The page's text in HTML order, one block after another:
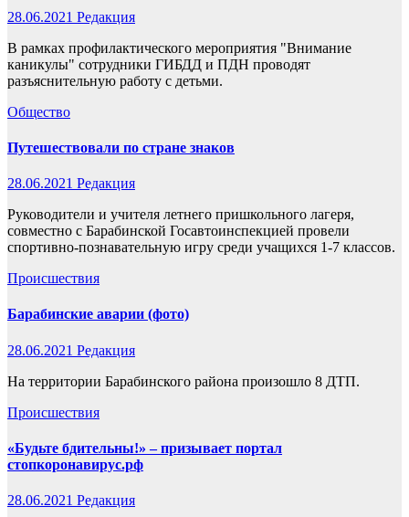
28.06.2021 Редакция
В рамках профилактического мероприятия "Внимание
каникулы" сотрудники ГИБДД и ПДН проводят
разъяснительную работу с детьми.
Общество
Путешествовали по стране знаков
28.06.2021 Редакция
Руководители и учителя летнего пришкольного лагеря,
совместно с Барабинской Госавтоинспекцией провели
спортивно-познавательную игру среди учащихся 1-7 классов.
Происшествия
Барабинские аварии (фото)
28.06.2021 Редакция
На территории Барабинского района произошло 8 ДТП.
Происшествия
«Будьте бдительны!» – призывает портал
стопкоронавирус.рф
28.06.2021 Редакция